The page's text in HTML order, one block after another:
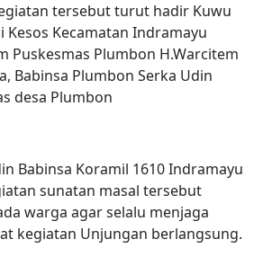
tersebut turut hadir Kuwu
Kesos Kecamatan Indramayu
Puskesmas Plumbon H.Warcitem
Babinsa Plumbon Serka Udin
desa Plumbon
Babinsa Koramil 1610 Indramayu
sunatan masal tersebut
warga agar selalu menjaga
kegiatan Unjungan berlangsung.